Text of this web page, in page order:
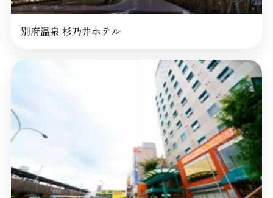
別府温泉 杉乃井ホテル